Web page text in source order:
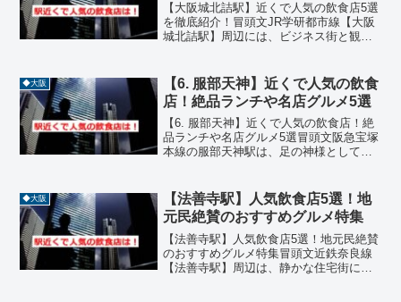
【大阪城北詰駅】近くで人気の飲食店5選
を徹底紹介！冒頭文JR学研都市線【大阪
城北詰駅】周辺には、ビジネス街と観光
焼肉、ビストロ、創作お好み焼き、ワイ
ンバーなどジャンルも...
◆大阪
【6. 服部天神】近くで人気の飲食
店！絶品ランチや名店グルメ5選
【6. 服部天神】近くで人気の飲食店！絶
品ランチや名店グルメ5選冒頭文阪急宝塚
本線の服部天神駅は、足の神様として知
とでも有名な場所です。歴史ある街並み
の中には、参拝客を...
◆大阪
【法善寺駅】人気飲食店5選！地
元民絶賛のおすすめグルメ特集
【法善寺駅】人気飲食店5選！地元民絶賛
のおすすめグルメ特集冒頭文近鉄奈良線
【法善寺駅】周辺は、静かな住宅街に囲